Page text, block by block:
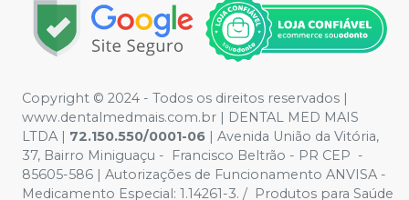
Copyright © 2024 - Todos os direitos reservados |
www.dentalmedmais.com.br | DENTAL MED MAIS
LTDA | 72.150.550/0001-06 | Avenida União da Vitória,
37, Bairro Miniguaçu - Francisco Beltrão - PR CEP -
85605-586 | Autorizações de Funcionamento ANVISA -
Medicamento Especial: 1.14261-3. / Produtos para Saúde